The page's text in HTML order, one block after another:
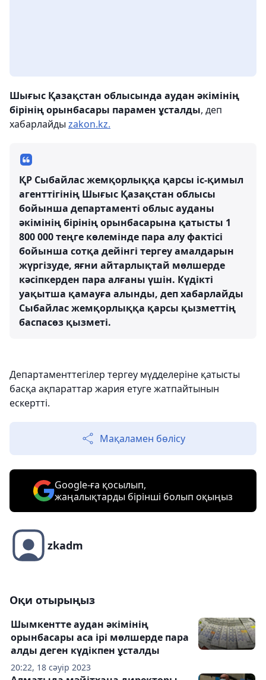
Шығыс Қазақстан облысында аудан әкімінің
бірінің орынбасары парамен ұсталды, деп
хабарлайды zakon.kz.
ҚР Сыбайлас жемқорлыққа қарсы іс-қимыл
агенттігінің Шығыс Қазақстан облысы
бойынша департаменті облыс ауданы
әкімінің бірінің орынбасарына қатысты 1
800 000 теңге көлемінде пара алу фактісі
бойынша сотқа дейінгі тергеу амалдарын
жүргізуде, яғни айтарлықтай мөлшерде
кәсіпкерден пара алғаны үшін. Күдікті
уақытша қамауға алынды, деп хабарлайды
Сыбайлас жемқорлыққа қарсы қызметтің
баспасөз қызметі.
Департаменттегілер тергеу мүдделеріне қатысты
басқа ақпараттар жария етуге жатпайтынын
ескертті.
Мақаламен бөлісу
Google-ға қосылып,
жаңалықтарды бірінші болып оқыңыз
zkadm
Оқи отырыңыз
20:22, 18 сәуір 2023
Шымкентте аудан әкімінің
орынбасары аса ірі мөлшерде пара
алды деген күдікпен ұсталды